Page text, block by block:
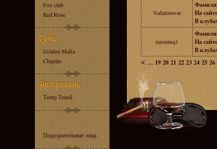
Fox club
Red Rose
Golden Mafia
Chaplin
Театр Теней
Подозрительные лица
Nafalemwar
На
В
naominq1
На
В
< ...19 20 21 22 23 24 25 26